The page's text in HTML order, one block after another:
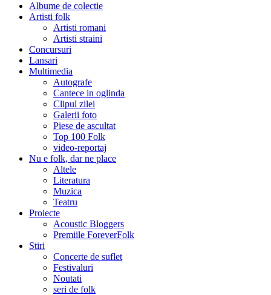
Albume de colectie
Artisti folk
Artisti romani
Artisti straini
Concursuri
Lansari
Multimedia
Autografe
Cantece in oglinda
Clipul zilei
Galerii foto
Piese de ascultat
Top 100 Folk
video-reportaj
Nu e folk, dar ne place
Altele
Literatura
Muzica
Teatru
Proiecte
Acoustic Bloggers
Premiile ForeverFolk
Stiri
Concerte de suflet
Festivaluri
Noutati
seri de folk